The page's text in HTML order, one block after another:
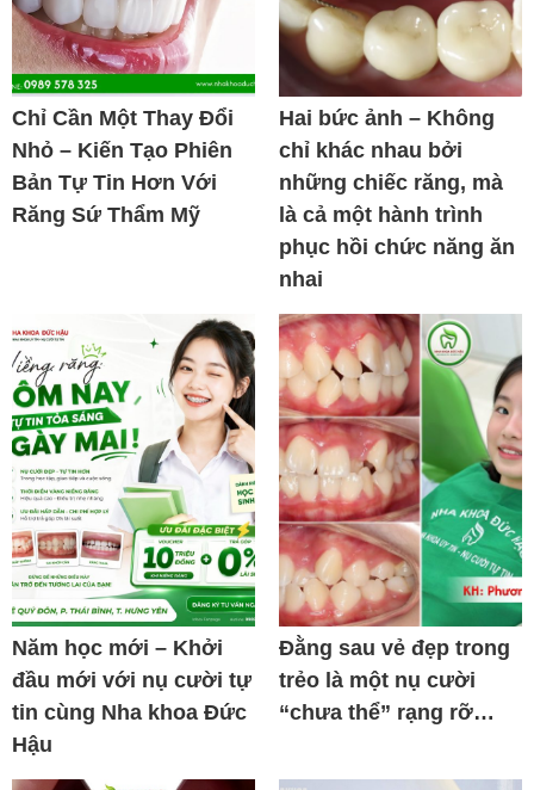
Chỉ Cần Một Thay Đổi
Nhỏ – Kiến Tạo Phiên
Bản Tự Tin Hơn Với
Răng Sứ Thẩm Mỹ
Hai bức ảnh – Không
chỉ khác nhau bởi
những chiếc răng, mà
là cả một hành trình
phục hồi chức năng ăn
nhai
Năm học mới – Khởi
đầu mới với nụ cười tự
tin cùng Nha khoa Đức
Hậu
Đằng sau vẻ đẹp trong
trẻo là một nụ cười
“chưa thể” rạng rỡ…